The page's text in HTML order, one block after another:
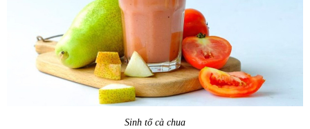
Sinh tố cà chua